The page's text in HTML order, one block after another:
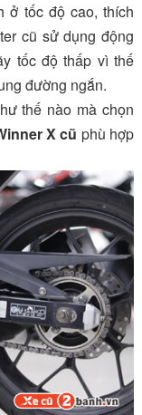
ở tốc độ cao, thích
cũ sử dụng động
tốc độ thấp vì thế
đường ngắn.
thế nào mà chọn
X cũ phù hợp